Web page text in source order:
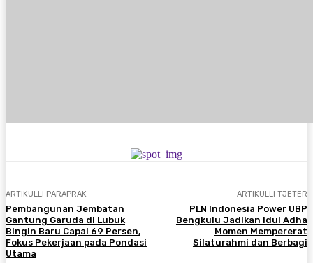
ARTIKULLI PARAPRAK
Pembangunan Jembatan
Gantung Garuda di Lubuk
Bingin Baru Capai 69 Persen,
Fokus Pekerjaan pada Pondasi
Utama
ARTIKULLI TJETËR
PLN Indonesia Power UBP
Bengkulu Jadikan Idul Adha
Momen Mempererat
Silaturahmi dan Berbagi